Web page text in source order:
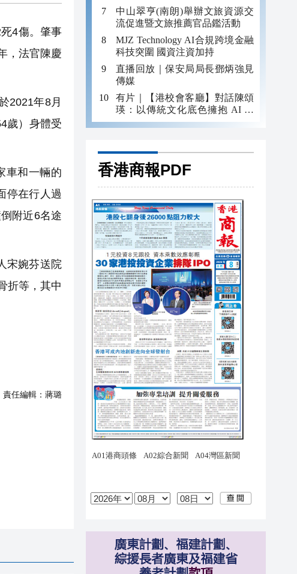
4傷。肇事
，法官陳慶
2021年8月
歲）身體受
車和一輛的
停在行人過
附近6名途
宋婉芬送院
折等，其中
責任編輯： 蔣璐
中山翠亨(南朗)舉辦文旅資源交
流促進暨文旅推薦官品鑑活動
MJZ Technology AI合規跨境金融
科技突圍 國資注資加持
直播回放｜保安局局長鄧炳強見
傳媒
有片｜【港校會客廳】對話陳頌
瑛：以傳統文化底色擁抱 AI 藝
術新發展
香港商報PDF